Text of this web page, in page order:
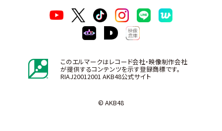
このエルマークはレコード会社・映像制作会社
が提供するコンテンツを示す登録商標です。
RIAJ20012001 AKB48公式サイト
© AKB48